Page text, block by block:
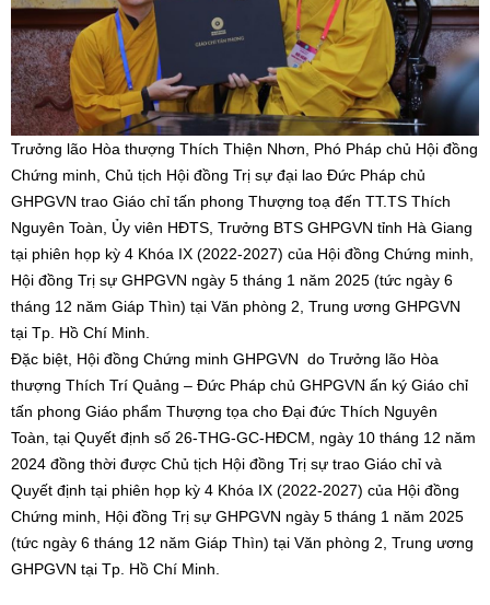
Trưởng lão Hòa thượng Thích Thiện Nhơn, Phó Pháp chủ Hội đồng
Chứng minh, Chủ tịch Hội đồng Trị sự đại lao Đức Pháp chủ
GHPGVN trao Giáo chỉ tấn phong Thượng toạ đến TT.TS Thích
Nguyên Toàn, Ủy viên HĐTS, Trưởng BTS GHPGVN tỉnh Hà Giang
tại phiên họp kỳ 4 Khóa IX (2022-2027) của Hội đồng Chứng minh,
Hội đồng Trị sự GHPGVN ngày 5 tháng 1 năm 2025 (tức ngày 6
tháng 12 năm Giáp Thìn) tại Văn phòng 2, Trung ương GHPGVN
tại Tp. Hồ Chí Minh.
Đặc biệt, Hội đồng Chứng minh GHPGVN do Trưởng lão Hòa
thượng Thích Trí Quảng – Đức Pháp chủ GHPGVN ấn ký Giáo chỉ
tấn phong Giáo phẩm Thượng tọa cho Đại đức Thích Nguyên
Toàn, tại Quyết định số 26-THG-GC-HĐCM, ngày 10 tháng 12 năm
2024 đồng thời được Chủ tịch Hội đồng Trị sự trao Giáo chỉ và
Quyết định tại phiên họp kỳ 4 Khóa IX (2022-2027) của Hội đồng
Chứng minh, Hội đồng Trị sự GHPGVN ngày 5 tháng 1 năm 2025
(tức ngày 6 tháng 12 năm Giáp Thìn) tại Văn phòng 2, Trung ương
GHPGVN tại Tp. Hồ Chí Minh.